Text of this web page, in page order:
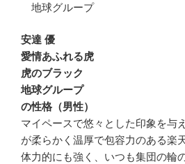
地球グループ
安達 優
愛情あふれる虎
虎のブラック
地球グループ
の性格（男性）
マイペースで悠々とした印象を与
が柔らかく温厚で包容力のある楽
体力的にも強く、いつも集団の輪